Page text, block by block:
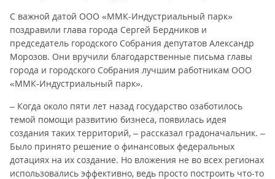
С важной датой ООО «ММК-Индустриальный парк»
поздравили глава города Сергей Бердников и
председатель городского Собрания депутатов Александр
Морозов. Они вручили благодарственные письма главы
города и городского Собрания лучшим работникам ООО
«ММК-Индустриальный парк».
– Когда около пяти лет назад государство озаботилось
темой помощи развитию бизнеса, появилась идея
создания таких территорий, – рассказал градоначальник. –
Было принято решение о финансовых федеральных
дотациях на их создание. Но вложения не во всех регионах
использовались эффективно, ведь просто построить что-то